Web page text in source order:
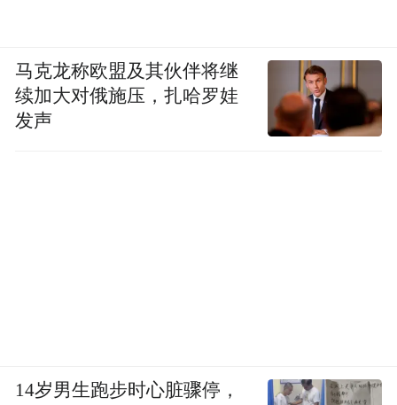
马克龙称欧盟及其伙伴将继
续加大对俄施压，扎哈罗娃
发声
14岁男生跑步时心脏骤停，